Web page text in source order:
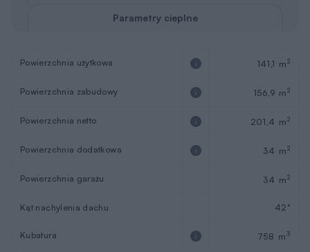
Parametry cieplne
Powierzchnia użytkowa 141,1 m2
Powierzchnia zabudowy 156,9 m2
Powierzchnia netto 201,4 m2
Powierzchnia dodatkowa 34 m2
Powierzchnia garażu 34 m2
Kąt nachylenia dachu 42°
Kubatura 758 m3